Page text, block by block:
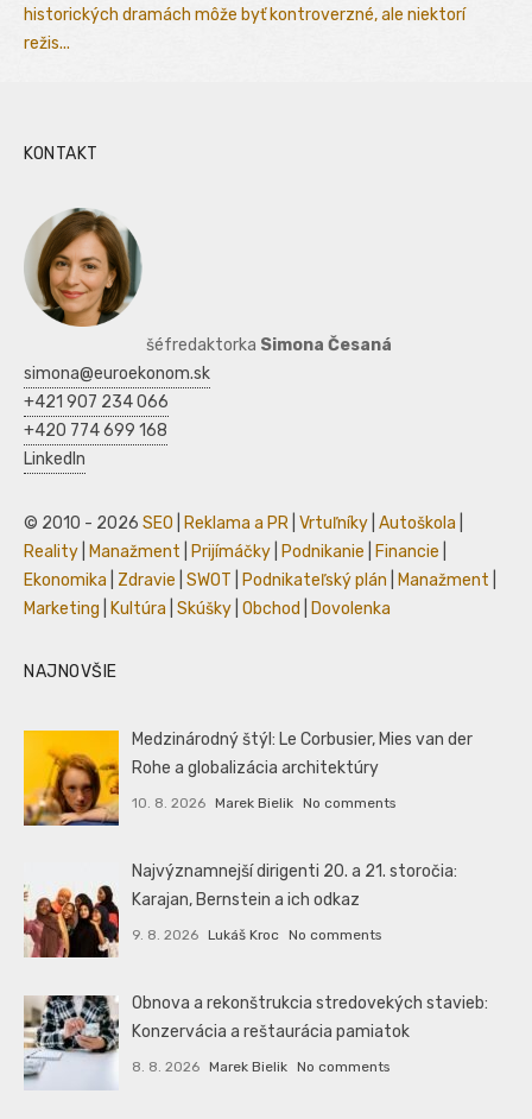
historických dramách môže byť kontroverzné, ale niektorí
režis...
KONTAKT
šéfredaktorka Simona Česaná
simona@euroekonom.sk
+421 907 234 066
+420 774 699 168
LinkedIn
© 2010 - 2026 SEO Reklama a PR Vrtuľníky Autoškola
Reality
Manažment Prijímáčky Podnikanie Financie
Ekonomika
Zdravie SWOT Podnikateľský plán Manažment
Marketing
Kultúra Skúšky Obchod Dovolenka
NAJNOVŠIE
Medzinárodný štýl: Le Corbusier, Mies van der
Rohe a globalizácia architektúry
10. 8. 2026 Marek Bielik No comments
Najvýznamnejší dirigenti 20. a 21. storočia:
Karajan, Bernstein a ich odkaz
9. 8. 2026 Lukáš Kroc No comments
Obnova a rekonštrukcia stredovekých stavieb:
Konzervácia a reštaurácia pamiatok
8. 8. 2026 Marek Bielik No comments